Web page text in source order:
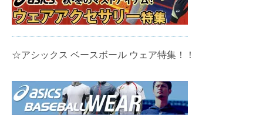
☆アシックス ベースボール ウェア特集！！